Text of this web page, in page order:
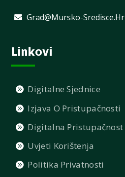
Grad@mursko-Sredisce.hr
Linkovi
Digitalne Sjednice
Izjava O Pristupačnosti
Digitalna Pristupačnost
Uvjeti Korištenja
Politika Privatnosti